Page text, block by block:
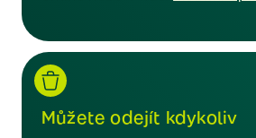
Můžete odejít kdykoliv